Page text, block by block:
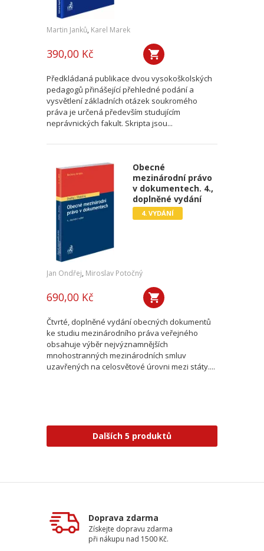
Martin Janků, Karel Marek
390,00 Kč
Předkládaná publikace dvou vysokoškolských
pedagogů přinášející přehledné podání a
vysvětlení základních otázek soukromého
práva je určená především studujícím
neprávnických fakult. Skripta jsou...
Obecné
mezinárodní právo
v dokumentech. 4.,
doplněné vydání
4. VYDÁNÍ
Jan Ondřej, Miroslav Potočný
690,00 Kč
Čtvrté, doplněné vydání obecných dokumentů
ke studiu mezinárodního práva veřejného
obsahuje výběr nejvýznamnějších
mnohostranných mezinárodních smluv
uzavřených na celosvětové úrovni mezi státy....
Dalších 5 produktů
Doprava zdarma
Získejte dopravu zdarma
při nákupu nad 1500 Kč.